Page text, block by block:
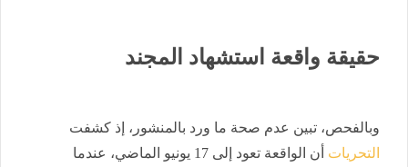
حقيقة واقعة استشهاد المجند
وبالفحص، تبين عدم صحة ما ورد بالمنشور، إذ كشفت
التحريات
أن الواقعة تعود إلى 17 يونيو الماضي، عندما